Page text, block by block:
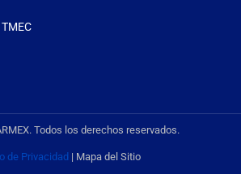
Todos los derechos reservados.
de Privacidad | Mapa del Sitio